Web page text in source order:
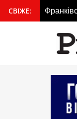
вмісту
СВІЖЕ: